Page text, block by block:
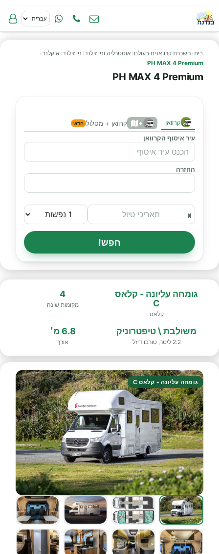
בית› השכרת קרוואנים בעולם › אוסטרליה וניו זילנד› ניו זילנד› אוקלנד›
PH MAX 4 Premium
PH MAX 4 Premium
קרוואן + קרוואן + מסלול חדש
עיר איסוף הקרוואן
החזרה
חפש!
גומחה עליונה - קלאס
C
קלאס
4
מקומות שינה
משולבת \ טיפטרוניק
2.2 ליטר, טורבו דיזל
6.8 מ׳
אורך
גומחה עליונה - קלאס C